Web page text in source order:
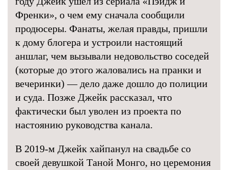
Френки», о чем ему сначала сообщили
продюсеры. Фанаты, желая правды, пришли
к дому блогера и устроили настоящий
аншлаг, чем вызывали недовольство соседей
(которые до этого жаловались на пранки и
вечеринки) — дело даже дошло до полиции
и суда. Позже Джейк рассказал, что
фактически был уволен из проекта по
настоянию руководства канала.
В 2019-м Джейк хайпанул на свадьбе со
своей девушкой Таной Монго, но церемония